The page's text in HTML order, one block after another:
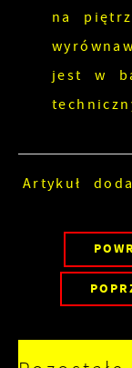
na
jest w
Artykuł